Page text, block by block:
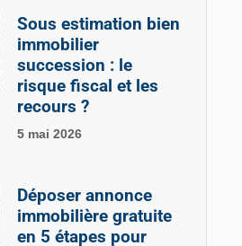
Sous estimation bien
immobilier
succession : le
risque fiscal et les
recours ?
5 mai 2026
Déposer annonce
immobilière gratuite
en 5 étapes pour